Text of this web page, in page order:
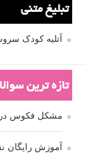
تبلیغ متنی
آتلیه کودک
تازه ترین
مشکل فکوس در لنز ۳۵
آموزش رایگان